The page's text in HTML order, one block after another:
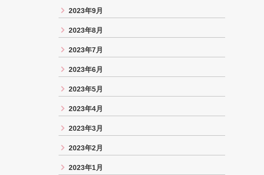
2023年9月
2023年8月
2023年7月
2023年6月
2023年5月
2023年4月
2023年3月
2023年2月
2023年1月